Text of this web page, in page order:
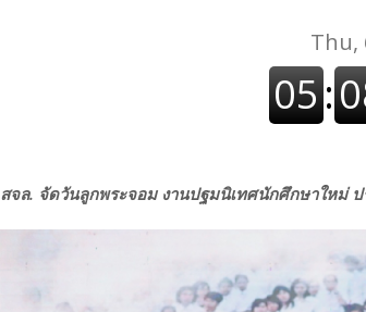
สจล. จัดวันลูกพระจอม งานปฐมนิเทศนักศึกษาใหม่ ป